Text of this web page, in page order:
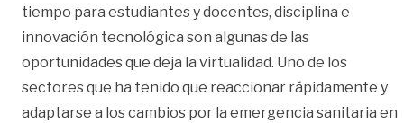
tiempo para estudiantes y docentes, disciplina e
innovación tecnológica son algunas de las
oportunidades que deja la virtualidad. Uno de los
sectores que ha tenido que reaccionar rápidamente y
adaptarse a los cambios por la emergencia sanitaria en